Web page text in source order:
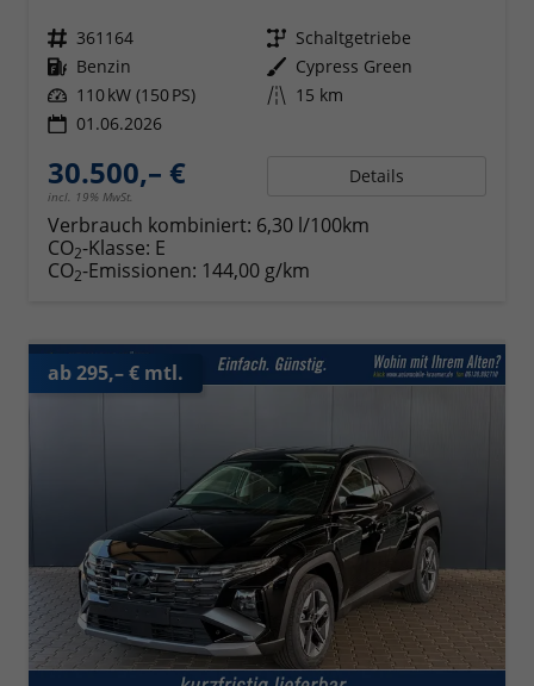
Fahrzeugnr. 361164 Getriebe Schaltgetriebe
Kraftstoff Benzin Außenfarbe Cypress Green
Leistung 110 kW (150 PS) Kilometerstand 15 km
01.06.2026
30.500,– €
incl. 19% MwSt.
Details
Verbrauch kombiniert: 6,30 l/100km
CO2-Klasse: E
CO2-Emissionen: 144,00 g/km
ab 295,– € mtl.